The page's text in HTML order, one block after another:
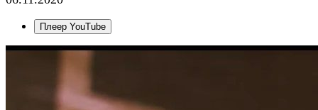
Плеер YouTube